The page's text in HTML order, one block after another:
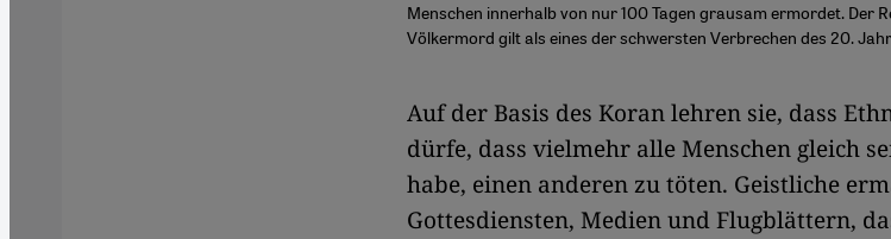
Menschen innerhalb von nur 100 Tagen grausam ermordet. Der
Völkermord gilt als eines der schwersten Verbrechen des 20.
Auf der Basis des Koran lehren sie, dass
dürfe, dass vielmehr alle Menschen gleich
habe, einen anderen zu töten. Geistliche
Gottesdiensten, Medien und Flugblättern,